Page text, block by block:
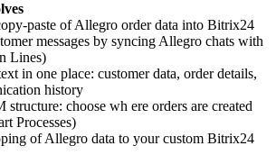
paste of Allegro order data into Bitrix24
messages by syncing Allegro chats with
Lines)
in one place: customer data, order details,
history
choose wh ere orders are created
Processes)
of Allegro data to your custom Bitrix24